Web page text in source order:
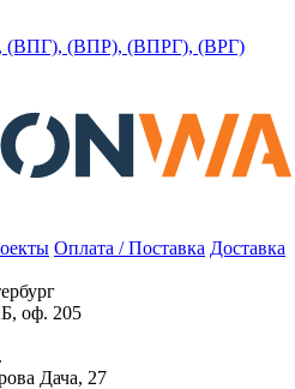
(ВПГ), (ВПР), (ВПРГ), (ВРГ)
Оплата / Поставка Доставка
оф. 205
Дача, 27